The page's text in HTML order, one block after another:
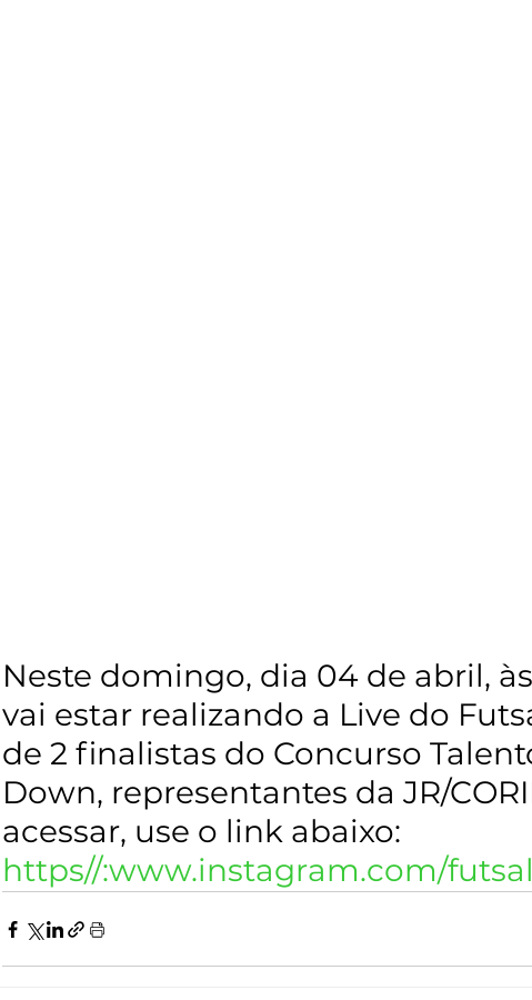
Neste domingo, dia 04 de abril, às
vai estar realizando a Live do
de 2 finalistas do Concurso
Down, representantes da JR/
acessar, use o link abaixo:
https//:www.instagram.com/